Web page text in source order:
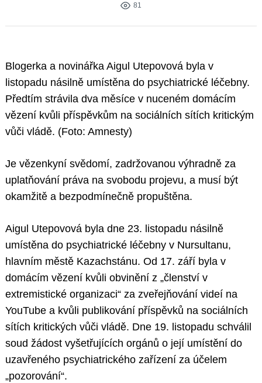
81
Blogerka a novinářka Aigul Utepovová byla v
listopadu násilně umístěna do psychiatrické léčebny.
Předtím strávila dva měsíce v nuceném domácím
vězení kvůli příspěvkům na sociálních sítích kritickým
vůči vládě. (Foto: Amnesty)
Je vězenkyní svědomí, zadržovanou výhradně za
uplatňování práva na svobodu projevu, a musí být
okamžitě a bezpodmínečně propuštěna.
Aigul Utepovová byla dne 23. listopadu násilně
umístěna do psychiatrické léčebny v Nursultanu,
hlavním městě Kazachstánu. Od 17. září byla v
domácím vězení kvůli obvinění z „členství v
extremistické organizaci“ za zveřejňování videí na
YouTube a kvůli publikování příspěvků na sociálních
sítích kritických vůči vládě. Dne 19. listopadu schválil
soud žádost vyšetřujících orgánů o její umístění do
uzavřeného psychiatrického zařízení za účelem
„pozorování“.